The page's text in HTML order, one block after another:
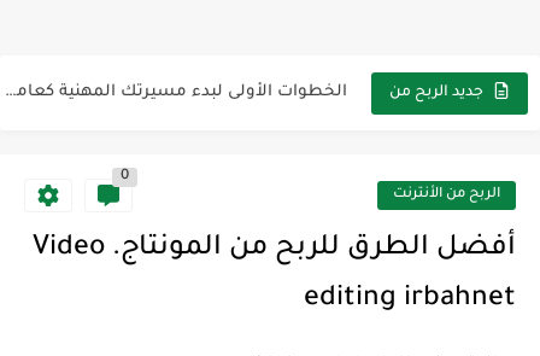
جديد الربح من الخطوات الأولى لبدء مسيرتك المهنية كعامل حر عبر الإنترنتirbahnet
الربح من الأنترنت
0
أفضل الطرق للربح من المونتاج. Video
editing irbahnet